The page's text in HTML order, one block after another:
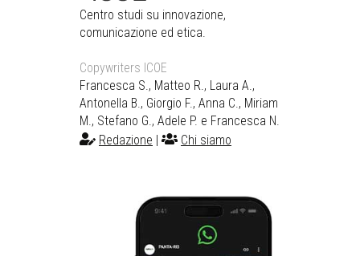
Centro studi su innovazione,
comunicazione ed etica.
Copywriters ICOE
Francesca S., Matteo R., Laura A.,
Antonella B., Giorgio F., Anna C., Miriam
M., Stefano G., Adele P. e Francesca N.
Redazione
Chi siamo